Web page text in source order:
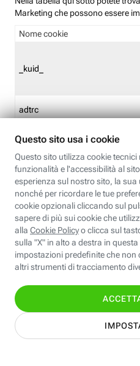
Marketing che possono essere
Nome cookie
_kuid_
adtrc
CFFC<TagID>
CM
CM14
EBFC<BannerID>